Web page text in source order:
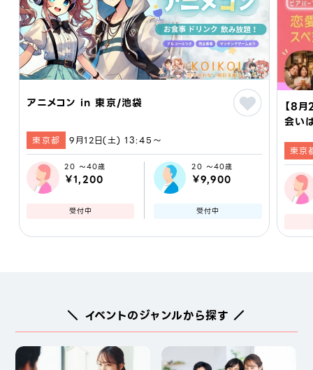
アニメコン in 東京/池袋
東京都 9月12日(土) 13:45〜
20 ～40歳
￥1,200
受付中
20 ～40歳
￥9,900
受付中
【8
会い
恋
京
東京
＼ イベントのジャンルから探す ／